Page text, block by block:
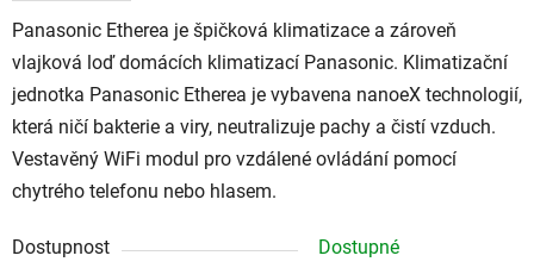
Panasonic Etherea je špičková klimatizace a zároveň
vlajková loď domácích klimatizací Panasonic. Klimatizační
jednotka Panasonic Etherea je vybavena nanoeX technologií,
která ničí bakterie a viry, neutralizuje pachy a čistí vzduch.
Vestavěný WiFi modul pro vzdálené ovládání pomocí
chytrého telefonu nebo hlasem.
Dostupnost
Dostupné